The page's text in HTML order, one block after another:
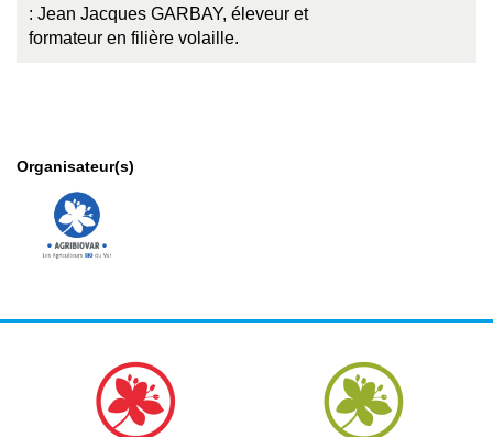
: Jean Jacques GARBAY, éleveur et
formateur en filière volaille.
Organisateur(s)